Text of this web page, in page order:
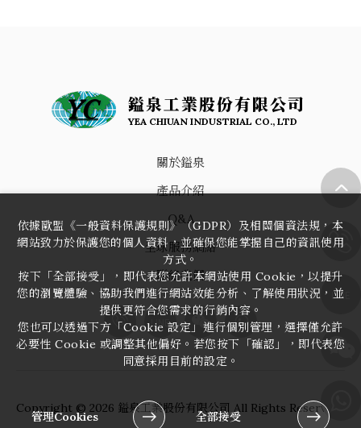
LINE
鎰泉工業股份有限公司
YEA CHIUAN INDUSTRIAL CO., LTD
關於鎰泉
產品介紹
Q&A
全球服務網絡
聯絡我們
LINE
Copyright © 2026 鎰泉工業股份有限公司 All Rights Reserved.
依據歐盟《一般資料保護規則》（GDPR）及相關個資法規，本
網站致力於保護您的個人資料，並確保您能掌握自己的資訊使用
方式。
按下「全部接受」，即代表您允許本網站使用 Cookie，以提升
您的瀏覽體驗、協助我們進行網站效能分析、了解使用狀況，並
提供更符合您需求的行銷內容。
您也可以透過下方「Cookie 設定」進行個別管理，選擇僅允許
必要性 Cookie 或調整其他偏好。若您按下「確認」，即代表您
同意採用目前的設定。
管理Cookies 全部接受